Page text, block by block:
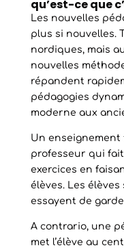
qu’est-ce que
Les nouvelles
plus si nouvelles.
nordiques, mais
nouvelles
répandent
pédagogies
moderne aux
Un
professeur qui
exercices en
élèves. Les
essayent de
A contrario, une
met l’élève au